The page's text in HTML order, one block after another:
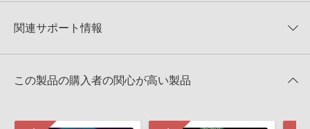
★1
0%
4GBを超えるデータに関するご注意：
FAT32でフォーマットされた
きます際には、NTFSやHFS＋でフォーマットされたHDDをご用意
いただく必要がございます。
知らせするメールの2通が送信されます。メールに記載されており
50%OFF！サマーセール！
関連サポート情報
2025.09.16
この製品の購入者の関心が高い製品